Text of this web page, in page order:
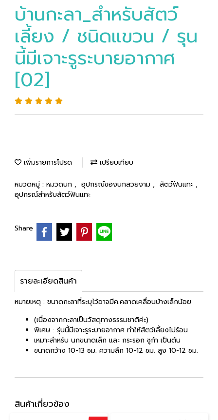
บ้านกะลา_สำหรับสัตว์
เลี้ยง / ชนิดแขวน / รุน
นี้มีเจาะรูระบายอากาศ
[02]
เพิ่มรายการโปรด เปรียบเทียบ
หมวดหมู่ : หมวดนก , อุปกรณ์ของนกสวยงาม , สัตว์ฟันแทะ ,
อุปกรณ์สำหรับสัตว์ฟันแทะ
Share
รายละเอียดสินค้า
หมายเหตุ : ขนาดกะลาที่ระบุไว้อาจมีค.คลาดเคลื่อนบ้างเล็กน้อย
(เนื่องจากกะลาเป็นวัสดุทางธรรมชาติค่ะ)
พิเศษ : รุ่นนี้มีเจาะรูระบายอากาศ ทำให้สัตว์เลี้ยงไม่ร้อน
เหมาะสำหรับ นกขนาดเล็ก และ กระรอก ชูก้า เป็นต้น
ขนาดกว้าง 10-13 ซม. ความลึก 10-12 ซม. สูง 10-12 ซม.
สินค้าเกี่ยวข้อง